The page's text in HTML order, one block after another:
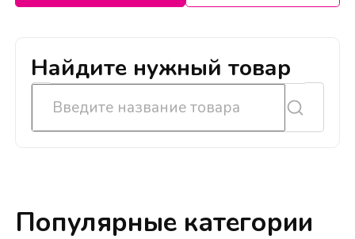
Найдите нужный товар
Популярные категории